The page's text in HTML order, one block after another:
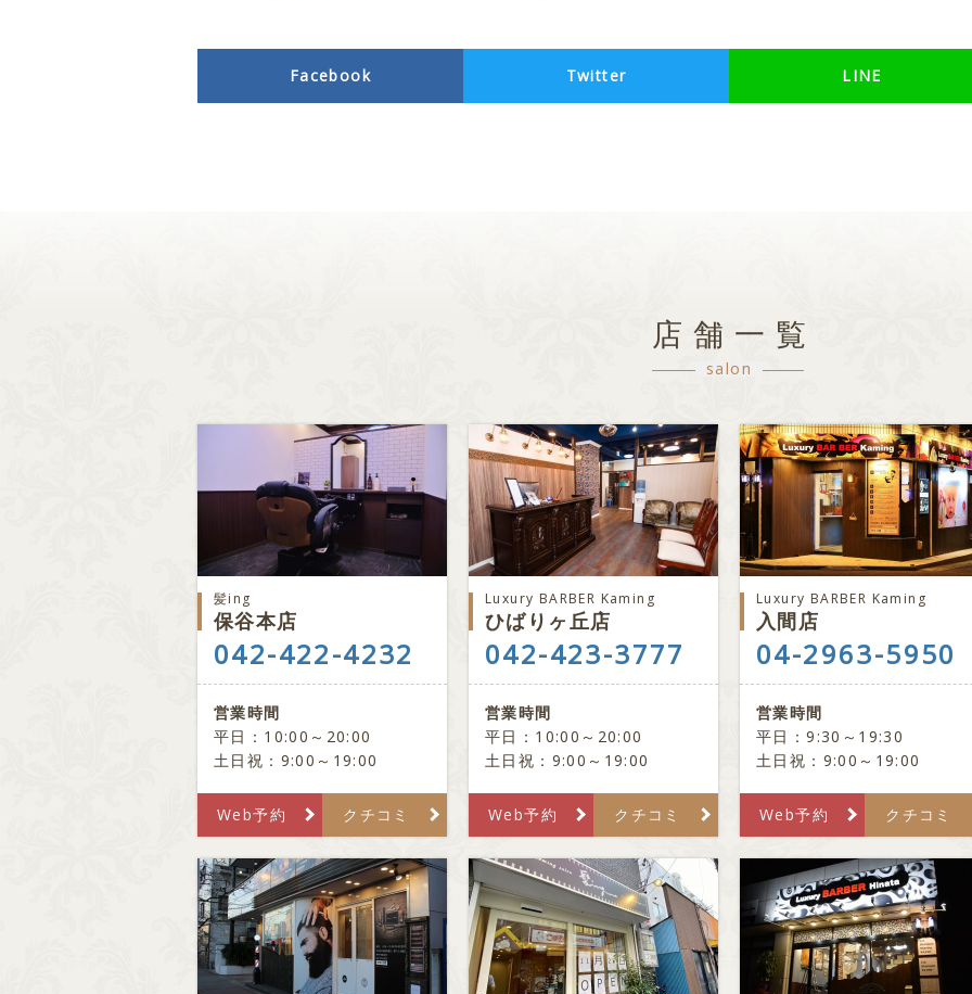
Facebook Twitter LINE
店舗一覧
salon
髪ing
保谷本店
042-422-4232
営業時間
平日：10:00～20:00
土日祝：9:00～19:00
Web予約 クチコミ
Luxury BARBER Kaming
ひばりヶ丘店
042-423-3777
営業時間
平日：10:00～20:00
土日祝：9:00～19:00
Web予約 クチコミ
Luxury BARBER Kaming
入間店
04-2963-5950
営業時間
平日：9:30～19:30
土日祝：9:00～19:00
Web予約 クチコミ